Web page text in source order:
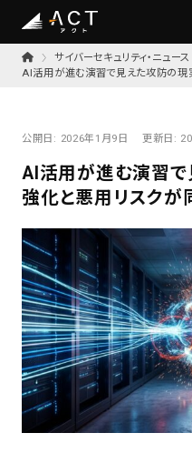
サイバーセキュリティ・ニュース
AI活用が進む演習で見えた攻防の現
公開日: 2026年1月9日 更新日:
AI活用が進む演習で
強化と悪用リスクが